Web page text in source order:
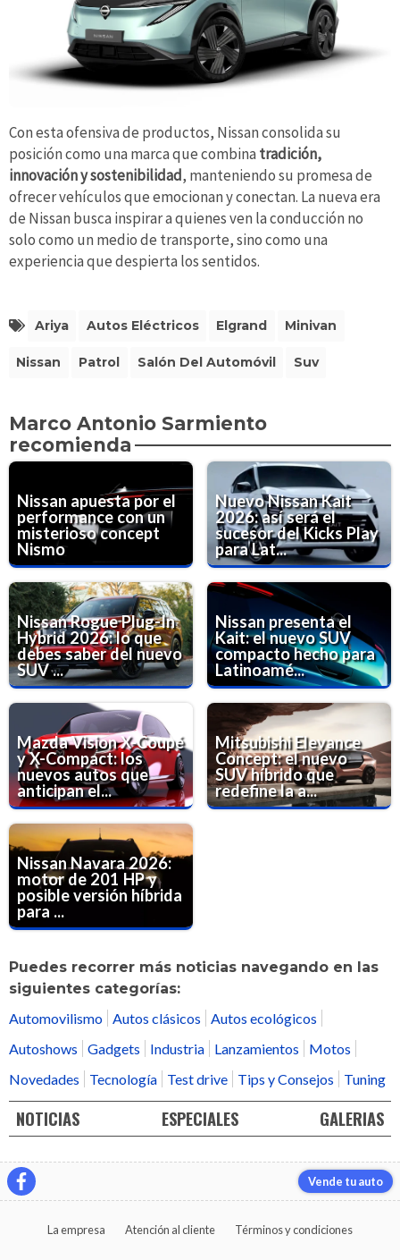
Con esta ofensiva de productos, Nissan consolida su
posición como una marca que combina tradición,
innovación y sostenibilidad, manteniendo su promesa de
ofrecer vehículos que emocionan y conectan. La nueva era
de Nissan busca inspirar a quienes ven la conducción no
solo como un medio de transporte, sino como una
experiencia que despierta los sentidos.
Ariya Autos Eléctricos Elgrand Minivan
Nissan Patrol Salón Del Automóvil Suv
Marco Antonio Sarmiento
recomienda
Nissan apuesta por el
performance con un
misterioso concept
Nismo
Nuevo Nissan Kait
2026: así será el
sucesor del Kicks Play
para Lat...
Nissan Rogue Plug-In
Hybrid 2026: lo que
debes saber del nuevo
SUV ...
Nissan presenta el
Kait: el nuevo SUV
compacto hecho para
Latinoamé...
Mazda Vision X-Coupé
y X-Compact: los
nuevos autos que
anticipan el...
Mitsubishi Elevance
Concept: el nuevo
SUV híbrido que
redefine la a...
Nissan Navara 2026:
motor de 201 HP y
posible versión híbrida
para ...
Puedes recorrer más noticias navegando en las
siguientes categorías:
Automovilismo Autos clásicos
Autos ecológicos
Autoshows
Gadgets Industria Lanzamientos
Motos
Novedades
Tecnología Test drive Tips y Consejos Tuning
NOTICIAS ESPECIALES GALERIAS
Vende tu auto
La empresa Atención al cliente Términos y condiciones